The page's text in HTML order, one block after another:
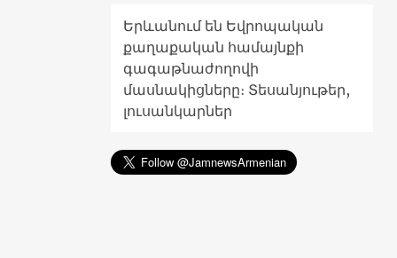
Երևանում են Եվրոպական
քաղաքական համայնքի
գագաթնաժողովի
մասնակիցները։ Տեսանյութեր,
լուսանկարներ